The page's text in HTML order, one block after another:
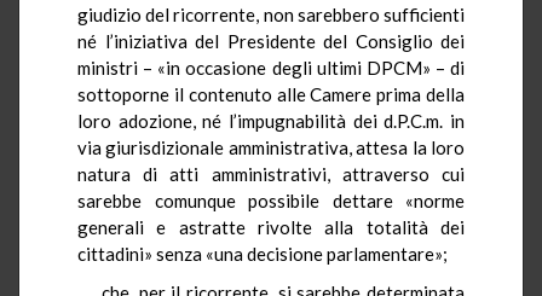
giudizio del ricorrente, non sarebbero sufficienti
né l’iniziativa del Presidente del Consiglio dei
ministri – «in occasione degli ultimi DPCM» – di
sottoporne il contenuto alle Camere prima della
loro adozione, né l’impugnabilità dei d.P.C.m. in
via giurisdizionale amministrativa, attesa la loro
natura di atti amministrativi, attraverso cui
sarebbe comunque possibile dettare «norme
generali e astratte rivolte alla totalità dei
cittadini» senza «una decisione parlamentare»;